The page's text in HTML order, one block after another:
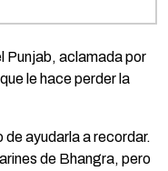
Punjab, aclamada por
le hace perder la
ayudarla a recordar.
de Bhangra, pero